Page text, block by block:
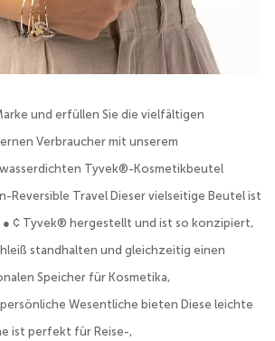
und erfüllen Sie die vielfältigen
Verbraucher mit unserem
Tyvek®-Kosmetikbeutel
Reversible Travel Dieser vielseitige Beutel ist
● ¢ Tyvek® hergestellt und ist so konzipiert,
standhalten und gleichzeitig einen
Speicher für Kosmetika,
Wesentliche bieten Diese leichte
ist perfekt für Reise-,